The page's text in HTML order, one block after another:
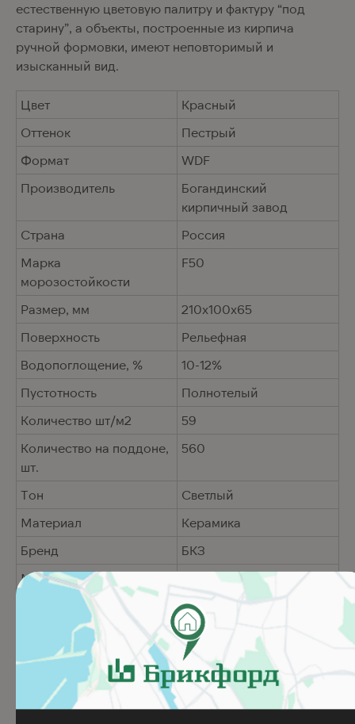
естественную цветовую палитру и фактуру “под
старину”, а объекты, построенные из кирпича
ручной формовки, имеют неповторимый и
изысканный вид.
Цвет
Красный
Оттенок
Пестрый
Формат
WDF
Производитель
Богандинский
кирпичный завод
Страна
Россия
Марка
морозостойкости
F50
Размер, мм
210х100х65
Поверхность
Рельефная
Водопоглощение, %
10-12%
Пустотность
Полнотелый
Количество шт/м2
59
Количество на поддоне,
шт.
560
Тон
Светлый
Материал
Керамика
Бренд
БКЗ
Марка прочности
M125-150
Похожие товары